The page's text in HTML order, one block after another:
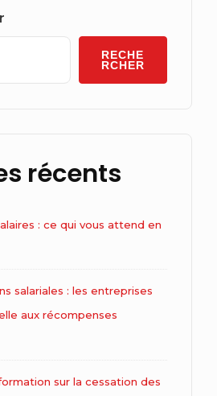
RECHE
RCHER
récents
: ce qui vous attend en
salariales : les entreprises
aux récompenses
sur la cessation des